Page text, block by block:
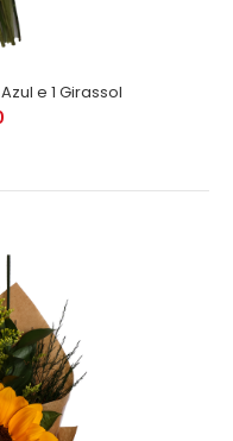
e 1 Girassol